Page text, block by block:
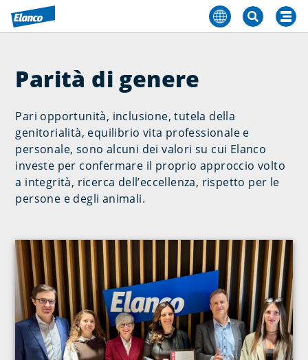
Parità di genere
Pari opportunità, inclusione, tutela della
genitorialità, equilibrio vita professionale e
personale, sono alcuni dei valori su cui Elanco
investe per confermare il proprio approccio volto
a integrità, ricerca dell’eccellenza, rispetto per le
persone e degli animali.